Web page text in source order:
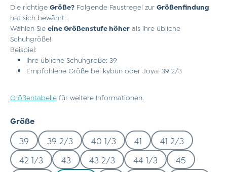
Die richtige Größe? Folgende Faustregel zur Größenfindung
hat sich bewährt:
Wählen Sie eine Größenstufe höher als Ihre übliche
Schuhgröße!
Beispiel:
Ihre übliche Schuhgröße: 39
Empfohlene Größe bei kybun oder Joya: 39 2/3
Größentabelle für weitere Informationen.
Größeauswählen
39 39 2/3 40 1/3 41
41 2/3
42 1/3
43 43 2/3 44 1/3
45